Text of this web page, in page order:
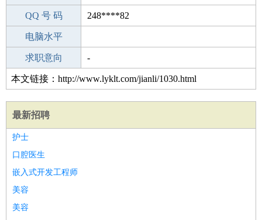
手机号码 194****8417
QQ 号 码 248****82
微信号码
电脑水平
外语水平
求职意向 -
本文链接：http://www.lyklt.com/jianli/1030.html
最新招聘
护士
口腔医生
嵌入式开发工程师
美容
美容